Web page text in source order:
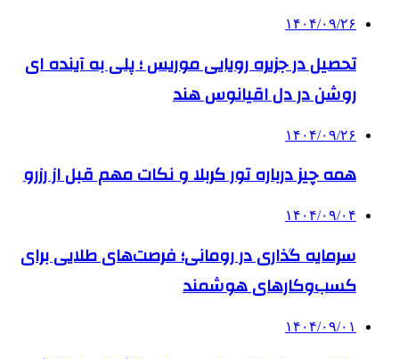
۱۴۰۴/۰۹/۲۶
تحصیل در جزیره رویایی موریس ؛ پلی به آینده ‌ای
روشن در دل اقیانوس ‌هند
۱۴۰۴/۰۹/۲۶
همه چیز درباره تور کربلا و نکات مهم قبل از رزرو
۱۴۰۴/۰۹/۰۴
سرمایه گذاری در رومانی؛ فرصت‌های طلایی برای
کسب‌وکارهای هوشمند
۱۴۰۴/۰۹/۰۱